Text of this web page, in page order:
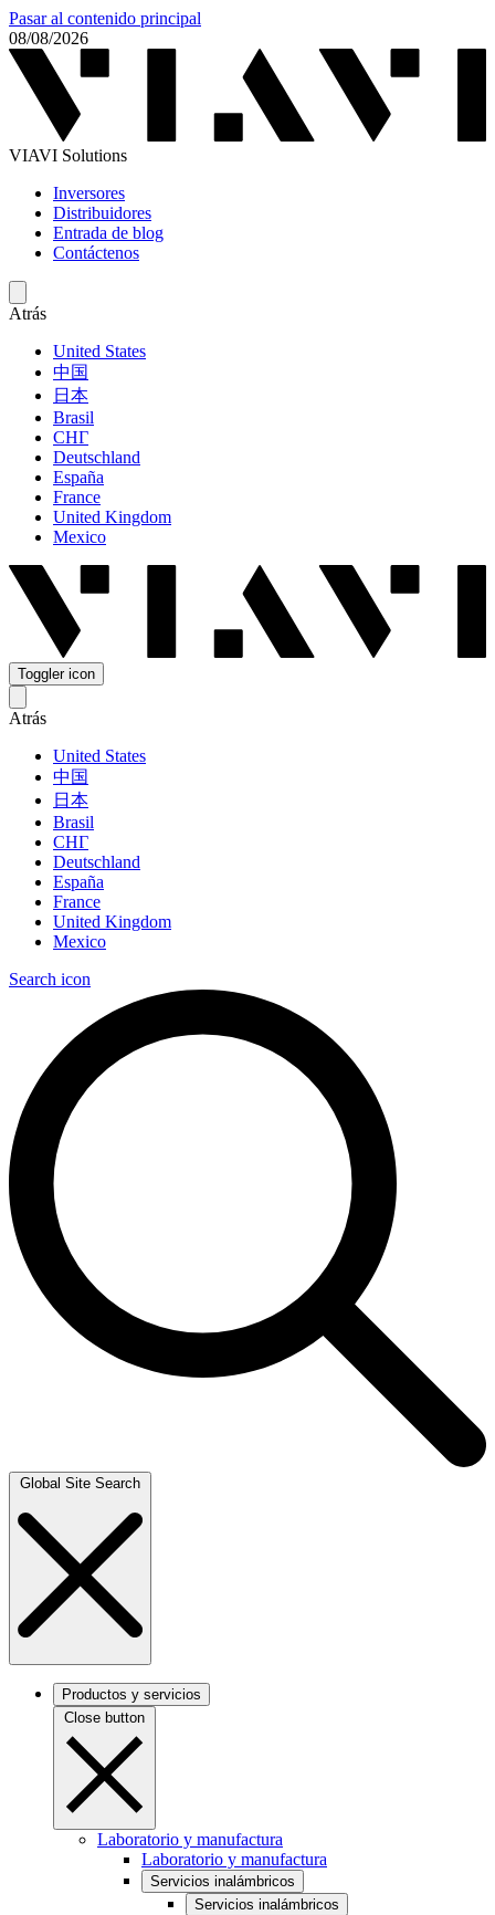
Pasar al contenido principal
08/08/2026
VIAVI Solutions
Inversores
Distribuidores
Entrada de blog
Contáctenos
Atrás
United States
中国
日本
Brasil
СНГ
Deutschland
España
France
United Kingdom
Mexico
Toggler icon
Atrás
United States
中国
日本
Brasil
СНГ
Deutschland
España
France
United Kingdom
Mexico
Search icon
Global Site Search
Productos y servicios
Close button
Laboratorio y manufactura
Laboratorio y manufactura
Servicios inalámbricos
Servicios inalámbricos